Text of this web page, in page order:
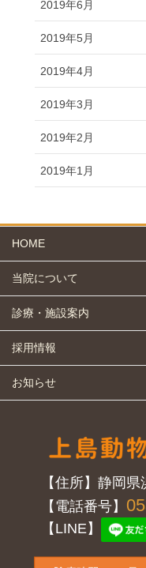
2019年6月
2019年5月
2019年4月
2019年3月
2019年2月
2019年1月
HOME
当院について
診療・施設案内
採用情報
お知らせ
【住所】静岡
【電話番号】
【LINE】